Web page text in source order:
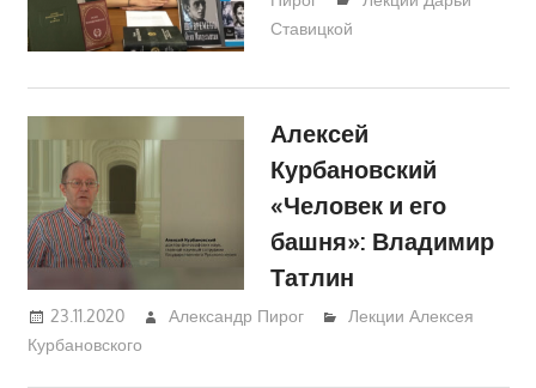
Ставицкой
Алексей
Курбановский
«Человек и его
башня»: Владимир
Татлин
23.11.2020 Александр Пирог
Лекции Алексея
Курбановского